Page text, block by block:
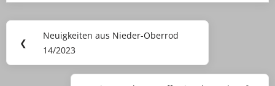
Beitragsnavigation
❮
Previous
Post:
Neuigkeiten aus Nieder-Oberrod
14/2023